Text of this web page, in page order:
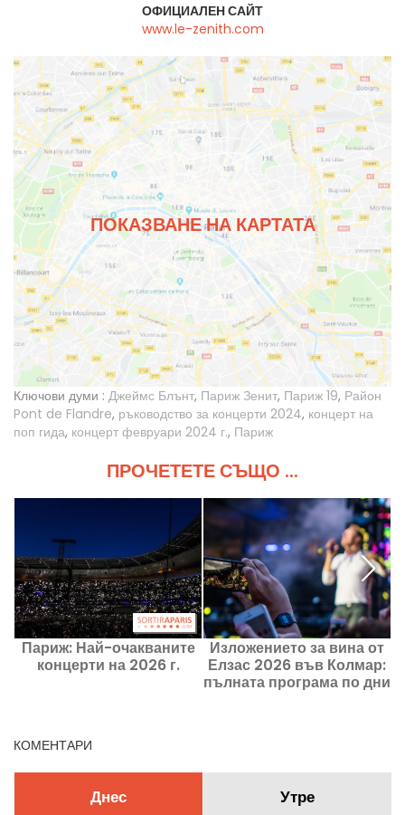
ОФИЦИАЛЕН САЙТ
www.le-zenith.com
ПОКАЗВАНЕ НА КАРТАТА
Ключови думи : Джеймс Блънт, Париж Зенит, Париж 19, Район
Pont de Flandre, ръководство за концерти 2024, концерт на
поп гида, концерт февруари 2024 г., Париж
ПРОЧЕТЕТЕ СЪЩО ...
Париж: Най-очакваните
концерти на 2026 г.
Изложението за вина от
Елзас 2026 във Колмар:
пълната програма по дни
КОМЕНТАРИ
Днес Утре